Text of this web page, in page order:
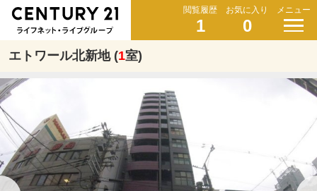
閲覧履歴
1
お気に入り
0
メニュー
エトワール北新地 (1室)